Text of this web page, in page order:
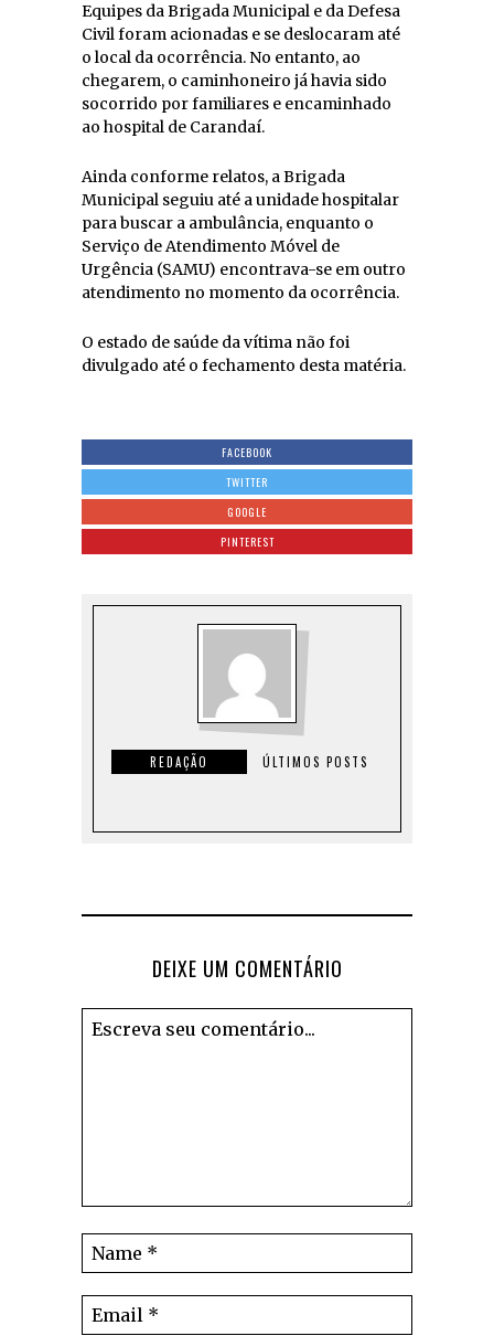
Equipes da Brigada Municipal e da Defesa
Civil foram acionadas e se deslocaram até
o local da ocorrência. No entanto, ao
chegarem, o caminhoneiro já havia sido
socorrido por familiares e encaminhado
ao hospital de Carandaí.
Ainda conforme relatos, a Brigada
Municipal seguiu até a unidade hospitalar
para buscar a ambulância, enquanto o
Serviço de Atendimento Móvel de
Urgência (SAMU) encontrava-se em outro
atendimento no momento da ocorrência.
O estado de saúde da vítima não foi
divulgado até o fechamento desta matéria.
FACEBOOK
TWITTER
GOOGLE
PINTEREST
REDAÇÃO ÚLTIMOS POSTS
DEIXE UM COMENTÁRIO